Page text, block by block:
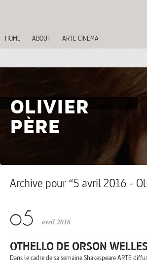
HOME ABOUT ARTE CINEMA
OLIVIER
PÈRE
Archive pour “5 avril 2016 -
avril 2016
OTHELLO DE ORSON
Dans le cadre de sa semaine Shakespeare ARTE